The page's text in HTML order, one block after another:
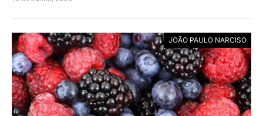
JOÃO PAULO NARCISO